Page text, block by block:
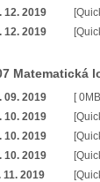
12. 2019
12. 2019
Matematická
09. 2019
[
10. 2019
10. 2019
10. 2019
11. 2019